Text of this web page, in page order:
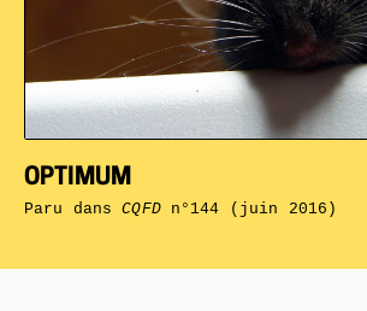
OPTIMUM
Paru dansCQFDn°144 (juin 2016)